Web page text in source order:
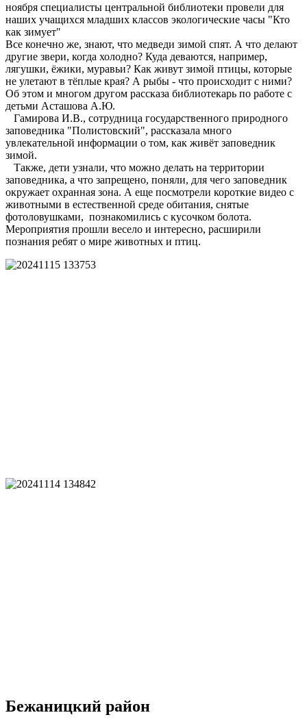
ноября специалисты центральной библиотеки провели для
наших учащихся младших классов экологические часы "Кто
как зимует"
Все конечно же, знают, что медведи зимой спят. А что делают
другие звери, когда холодно? Куда деваются, например,
лягушки, ёжики, муравьи? Как живут зимой птицы, которые
не улетают в тёплые края? А рыбы - что происходит с ними?
Об этом и многом другом рассказа библиотекарь по работе с
детьми Асташова А.Ю.
Гамирова И.В., сотрудница государственного природного
заповедника "Полистовский", рассказала много
увлекательной информации о том, как живёт заповедник
зимой.
Также, дети узнали, что можно делать на территории
заповедника, а что запрещено, поняли, для чего заповедник
окружает охранная зона. А еще посмотрели короткие видео с
животными в естественной среде обитания, снятые
фотоловушками, познакомились с кусочком болота.
Мероприятия прошли весело и интересно, расширили
познания ребят о мире животных и птиц.
Бежаницкий район